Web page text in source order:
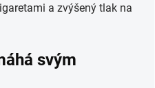
a zvýšený tlak na
svým